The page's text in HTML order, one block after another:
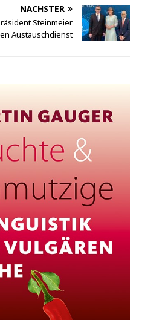
NÄCHSTER
Steinmeier
Austauschdienst